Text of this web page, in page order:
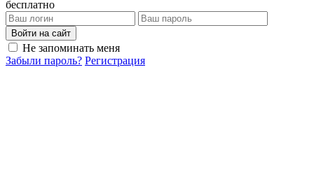
бесплатно
Войти на сайт
Не запоминать меня
Забыли пароль? Регистрация